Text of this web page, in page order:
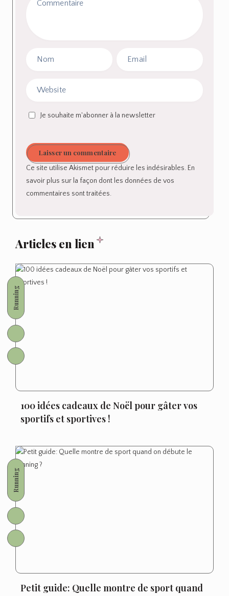
Je souhaite m'abonner à la newsletter
Laisser un commentaire
Ce site utilise Akismet pour réduire les indésirables. En
savoir plus sur la façon dont les données de vos
commentaires sont traitées.
Articles en lien
Running
100 idées cadeaux de Noël pour gâter vos
sportifs et sportives !
Running
Petit guide: Quelle montre de sport quand